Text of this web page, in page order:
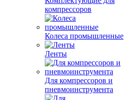
компрессоров
Колеса промышленные
Ленты
Для компрессоров и
пневмоинструмента